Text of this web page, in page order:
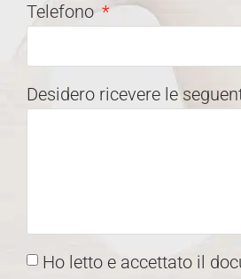
Telefono
Desidero ricevere le
Ho letto e accettato il